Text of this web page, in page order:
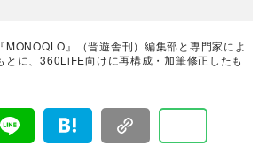
モノ」だけを厳選して紹介。編集長・山田和樹を
11名以上の編集体制で日々の検証・記事制作を
MONOQLO』（晋遊舎刊）編集部と専門家によ
とに、360LiFE向けに再構成・加筆修正したも